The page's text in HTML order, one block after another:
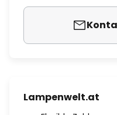
Lampenwelt.at